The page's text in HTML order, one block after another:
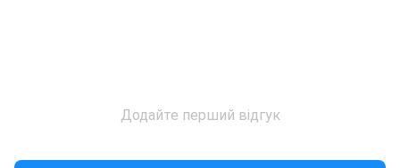
Додайте перший відгук